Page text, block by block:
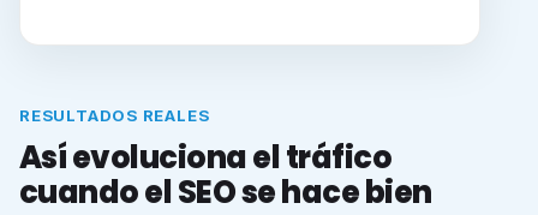
RESULTADOS REALES
Así evoluciona el tráfico
cuando el SEO se hace bien